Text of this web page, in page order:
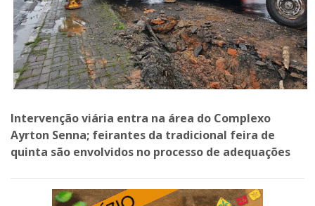
Intervenção viária entra na área do Complexo
Ayrton Senna; feirantes da tradicional feira de
quinta são envolvidos no processo de adequações